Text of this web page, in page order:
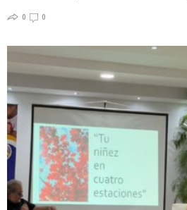
0 0